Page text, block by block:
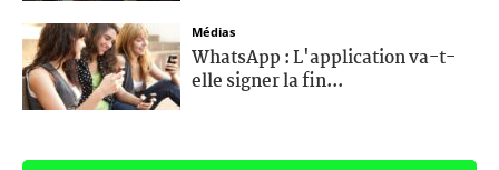
Médias
WhatsApp : L'application va-t-
elle signer la fin...